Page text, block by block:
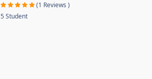
(1 Reviews )
5 Student